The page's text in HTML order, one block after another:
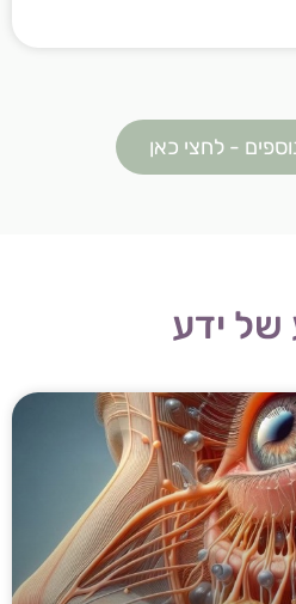
- לחצי כאן
ידע